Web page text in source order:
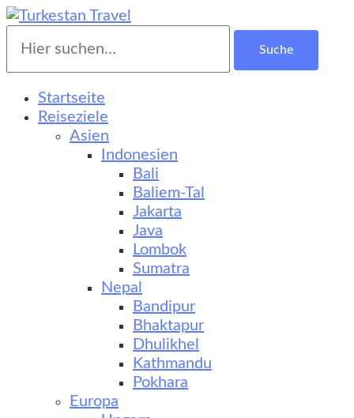
Turkestan Travel
Kultur-, Natur- und Erlebnisreisen
nach:
Startseite
Reiseziele
Asien
Indonesien
Bali
Baliem-Tal
Jakarta
Java
Lombok
Sumatra
Nepal
Bandipur
Bhaktapur
Dhulikhel
Kathmandu
Pokhara
Europa